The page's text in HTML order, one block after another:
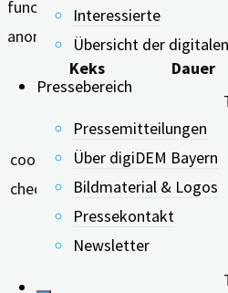
Interessierte
Übersicht der
Pressebereich
Pressemitteilungen
Über digiDEM Bayern
Bildmaterial & Logos
Pressekontakt
Newsletter
functionalities and security
anonymously.
Keks
Dauer
cookielawinfo-
checkbox-analytics
11
months